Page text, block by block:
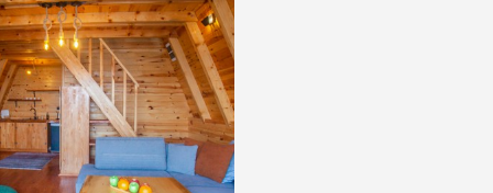
Balayı Suiti
Şömine Jakuzi
İncele